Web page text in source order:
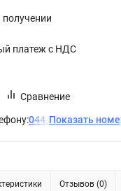
платеж с НДС
Сравнение
044 Показать
Отзывов (0)